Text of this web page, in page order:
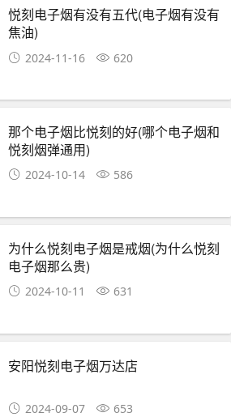
悦刻电子烟有没有五代(电子烟有没有
焦油)
2024-11-16 620
那个电子烟比悦刻的好(哪个电子烟和
悦刻烟弹通用)
2024-10-14 586
为什么悦刻电子烟是戒烟(为什么悦刻
电子烟那么贵)
2024-10-11 631
安阳悦刻电子烟万达店
2024-09-07 653